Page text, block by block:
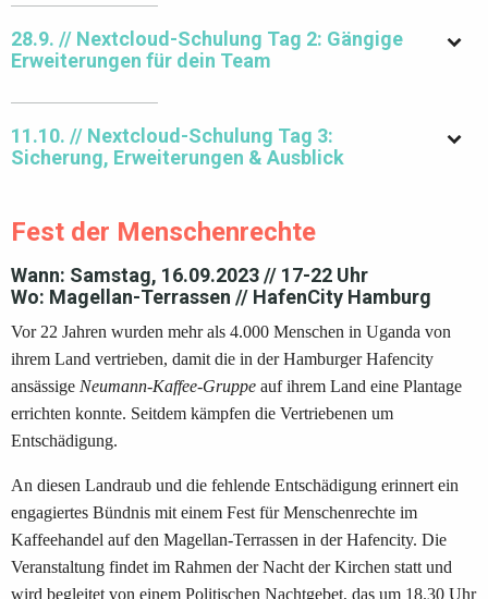
28.9. // Nextcloud-Schulung Tag 2: Gängige
Erweiterungen für dein Team
11.10. // Nextcloud-Schulung Tag 3:
Sicherung, Erweiterungen & Ausblick
Fest der Menschenrechte
Wann: Samstag, 16.09.2023 // 17-22 Uhr
Wo: Magellan-Terrassen // HafenCity Hamburg
Vor 22 Jahren wurden mehr als 4.000 Menschen in Uganda von
ihrem Land vertrieben, damit die in der Hamburger Hafencity
ansässige Neumann-Kaffee-Gruppe auf ihrem Land eine Plantage
errichten konnte. Seitdem kämpfen die Vertriebenen um
Entschädigung.
An diesen Landraub und die fehlende Entschädigung erinnert ein
engagiertes Bündnis mit einem Fest für Menschenrechte im
Kaffeehandel auf den Magellan-Terrassen in der Hafencity. Die
Veranstaltung findet im Rahmen der Nacht der Kirchen statt und
wird begleitet von einem Politischen Nachtgebet, das um 18.30 Uhr